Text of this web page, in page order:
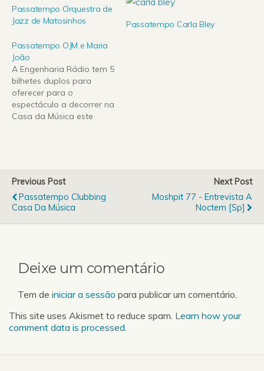
Passatempo Orquestra de
Jazz de Matosinhos
Passatempo Carla Bley
Passatempo OJM e Maria
João
A Engenharia Rádio tem 5
bilhetes duplos para
oferecer para o
espectáculo a decorrer na
Casa da Música este
Dezembro às 22:00.Para
ganhares 1 dos bilhetes
que temos para oferecer
apenas tens que…
Previous Post
Passatempo Clubbing
Casa Da Música
Next Post
Moshpit 77 - Entrevista A
Noctem [sp]
Deixe um comentário
Tem de iniciar a sessão para publicar um comentário.
This site uses Akismet to reduce spam. Learn how your
comment data is processed.